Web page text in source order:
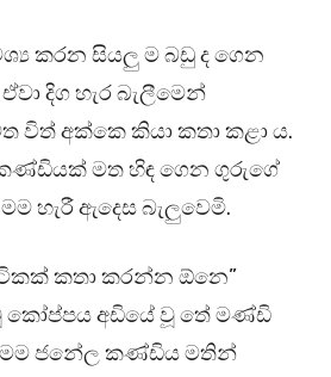
කරන සියලු ම බඩු ද ගෙන
දිග හැර බැලීමෙන්
විත් අක්කෙ කියා කතා කළා ය.
මත හිඳ ගෙන ගුරුගේ
හැරී ඇදෙස බැලුවෙමි.
කතා කරන්න ඕනෙ”
කෝප්පය අඩියේ වූ තේ මණ්ඩි
මම ජනේල කණ්ඩිය මතින්